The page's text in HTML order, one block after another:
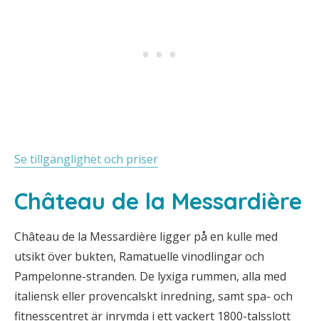
Se tillgänglighet och priser
Château de la Messardière
Château de la Messardière ligger på en kulle med
utsikt över bukten, Ramatuelle vinodlingar och
Pampelonne-stranden. De lyxiga rummen, alla med
italiensk eller provencalskt inredning, samt spa- och
fitnesscentret är inrymda i ett vackert 1800-talsslott